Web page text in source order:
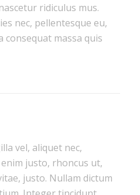
ridiculus mus.
nec, pellentesque eu,
consequat massa quis
vel, aliquet nec,
justo, rhoncus ut,
justo. Nullam dictum